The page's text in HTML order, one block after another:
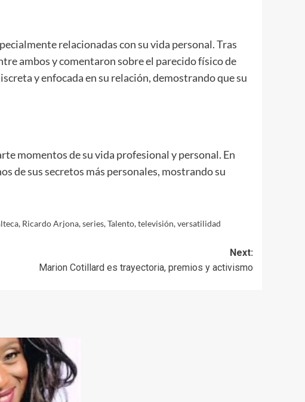
relacionadas con su vida personal. Tras
ambos y comentaron sobre el parecido físico de
y enfocada en su relación, demostrando que su
momentos de su vida profesional y personal. En
de sus secretos más personales, mostrando su
, Ricardo Arjona,series,Talento,televisión,versatilidad
Next:
Marion Cotillard es trayectoria, premios y activismo